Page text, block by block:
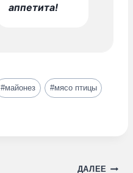
аппетита!
#майонез #мясо птицы
ДАЛЕЕ